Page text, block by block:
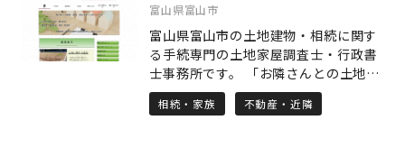
富山県富山市
富山県富山市の土地建物・相続に関す
る手続専門の土地家屋調査士・行政書
士事務所です。 「お隣さんとの土地の
境がどこかわからない。」 「土地をい
くつかにわけてそれぞれ相続（または
相続・家族 不動産・近隣